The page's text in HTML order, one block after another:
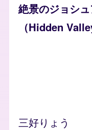
絶景のジョシ
（Hidden
三好りょう